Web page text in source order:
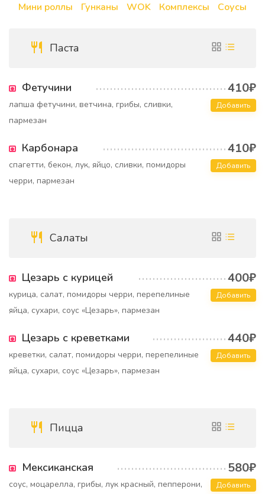
Мини роллы Гунканы WOK Комплексы Соусы
Паста
Фетучини 410₽
лапша фетучини, ветчина, грибы, сливки,
пармезан
Добавить
Карбонара 410₽
спагетти, бекон, лук, яйцо, сливки, помидоры
черри, пармезан
Добавить
Салаты
Цезарь с курицей 400₽
курица, салат, помидоры черри, перепелиные
яйца, сухари, соус «Цезарь», пармезан
Добавить
Цезарь с креветками 440₽
креветки, салат, помидоры черри, перепелиные
яйца, сухари, соус «Цезарь», пармезан
Добавить
Пицца
Мексиканская 580₽
соус, моцарелла, грибы, лук красный, пепперони,
Добавить